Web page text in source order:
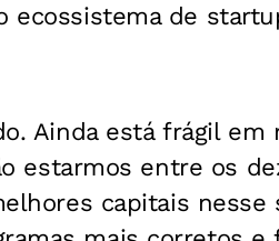
ecossistema de
Ainda está frágil
estarmos entre os
capitais nesse